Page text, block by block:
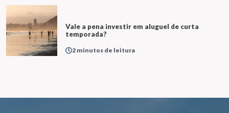
Vale a pena investir em aluguel de curta
temporada?
2 minutos de leitura